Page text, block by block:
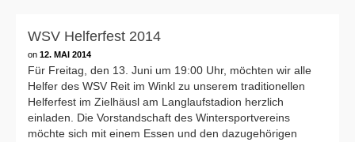
WSV Helferfest 2014
on 12. MAI 2014
Für Freitag, den 13. Juni um 19:00 Uhr, möchten wir alle
Helfer des WSV Reit im Winkl zu unserem traditionellen
Helferfest im Zielhäusl am Langlaufstadion herzlich
einladen. Die Vorstandschaft des Wintersportvereins
möchte sich mit einem Essen und den dazugehörigen